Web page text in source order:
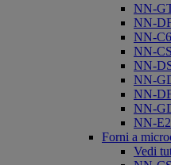
NN-
NN-
NN-
NN-
NN-
NN-
NN-
NN-
NN-
Forni a
Vedi